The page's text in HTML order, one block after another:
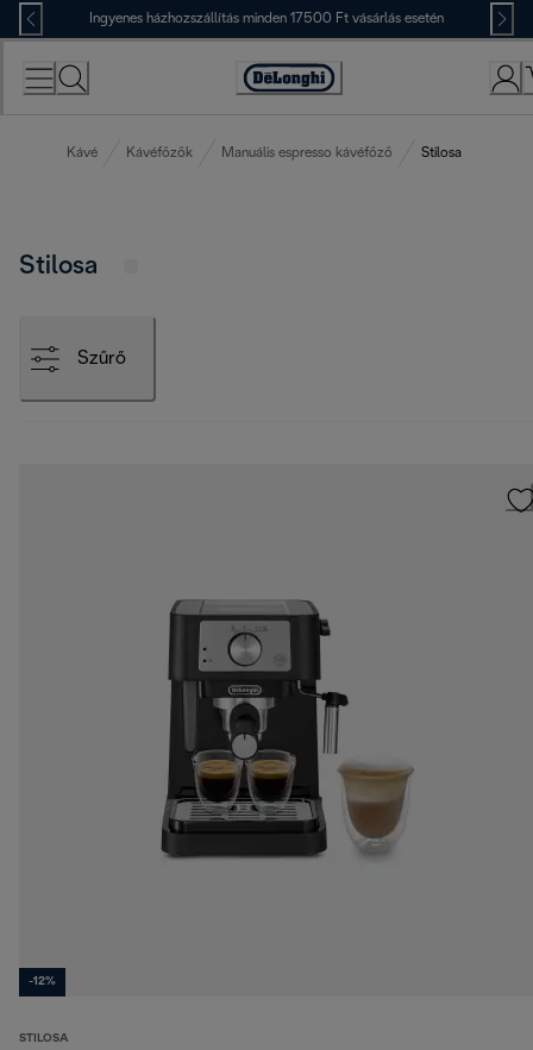
Skip
to
Content
Ingyenes házhozszállítás minden 17500 Ft vásárlás esetén
Accessibility
Kávé Kávéfőzők Manuális espresso kávéfőző Stilosa
Stilosa
Szűrő
-12%
STILOSA